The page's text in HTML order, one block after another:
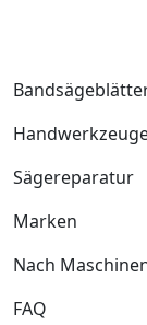
Sägereparatur
Marken
Nach
FAQ